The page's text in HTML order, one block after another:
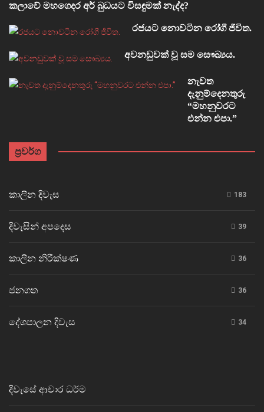
කලාවේ මහගෙදර අර් බුධයට විසඳුමක් නැද්ද?
රජයට නොවටින රෝගී ජීවිත.
අවනඩුවක් වූ සම සෞඛ්‍යය.
නැවත
දැනුම්දෙනතුරු
“මහනුවරට
එන්න එපා.”
ප්‍රවර්ග
කාලීන දිවැස 183
දිවැසින් අපදෙස 39
කාලීන නිරීක්ෂණ 36
ජනගත 36
දේශපාලන දිවැස 34
දිවැසේ ආචාර ධර්ම